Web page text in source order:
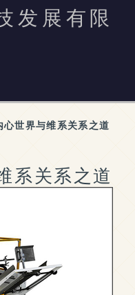
发展有限
心世界与维系关系之道
系关系之道